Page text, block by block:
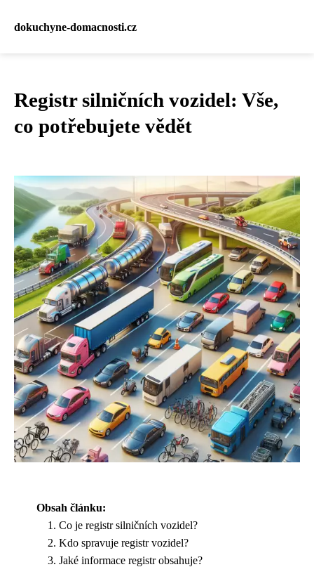
dokuchyne-domacnosti.cz
Registr silničních vozidel: Vše,
co potřebujete vědět
Obsah článku:
Co je registr silničních vozidel?
Kdo spravuje registr vozidel?
Jaké informace registr obsahuje?